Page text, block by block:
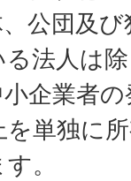
公団及
法人は
企業者
を単独に
。